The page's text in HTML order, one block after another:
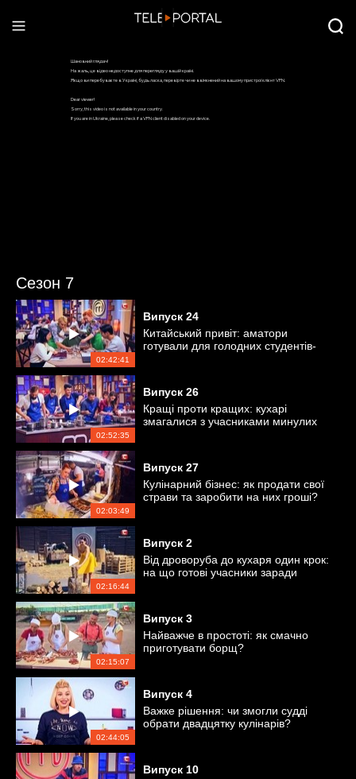
Сезон 7
02:42:41
Випуск 24
Китайський привіт: аматори
готували для голодних студентів-
02:52:35
Випуск 26
Кращі проти кращих: кухарі
змагалися з учасниками минулих
02:03:49
Випуск 27
Кулінарний бізнес: як продати свої
страви та заробити на них гроші?
02:16:44
Випуск 2
Від дроворуба до кухаря один крок:
на що готові учасники заради
02:15:07
Випуск 3
Найважче в простоті: як смачно
приготувати борщ?
02:44:05
Випуск 4
Важке рішення: чи змогли судді
обрати двадцятку кулінарів?
Випуск 10